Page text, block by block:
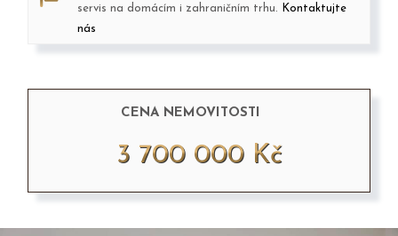
servis na domácím i zahraničním trhu.
Kontaktujte
nás
CENA NEMOVITOSTI
3 700 000 Kč